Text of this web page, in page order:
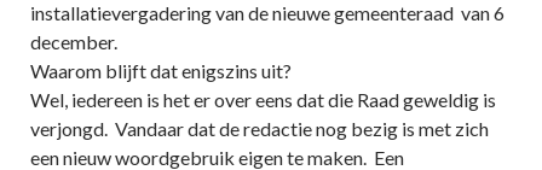
installatievergadering van de nieuwe gemeenteraad van 6
december.
Waarom blijft dat enigszins uit?
Wel, iedereen is het er over eens dat die Raad geweldig is
verjongd. Vandaar dat de redactie nog bezig is met zich
een nieuw woordgebruik eigen te maken. Een